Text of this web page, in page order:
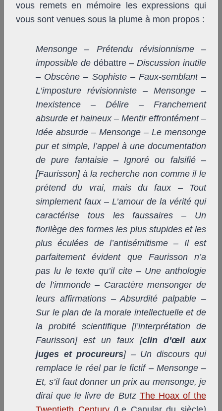
vous remets en mémoire les expressions qui
vous sont venues sous la plume à mon propos :
Mensonge – Prétendu révisionnisme –
impossible de débattre– Discussion inutile
– Obscène – Sophiste – Faux-semblant –
L’imposture révisionniste – Mensonge –
Inexistence – Délire – Franchement
absurde et haineux – Mentir effrontément –
Idée absurde – Mensonge – Le mensonge
pur et simple, l’appel à une documentation
de pure fantaisie – Ignoré ou falsifié –
[Faurisson] à la recherche non comme il le
prétend du vrai, mais du faux – Tout
simplement faux – L’amour de la vérité qui
caractérise tous les faussaires – Un
florilège des formes les plus stupides et les
plus éculées de l’antisémitisme – Il est
parfaitement évident que Faurisson n’a
pas lu le texte qu’il cite – Une anthologie
de l’immonde – Caractère mensonger de
leurs affirmations – Absurdité palpable –
Sur le plan de la morale intellectuelle et de
la probité scientifique [l’interprétation de
Faurisson] est un faux [clin d’œil aux
juges et procureurs] – Un discours qui
remplace le réel par le fictif – Mensonge –
Et, s’il faut donner un prix au mensonge, je
dirai que le livre de Butz The Hoax of the